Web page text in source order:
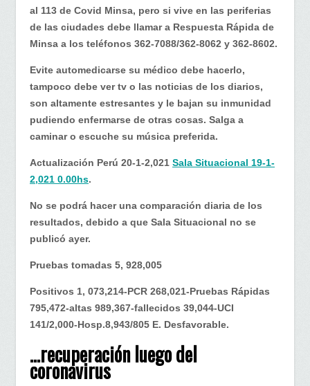
al 113 de Covid Minsa, pero si vive en las periferias
de las ciudades debe llamar a Respuesta Rápida de
Minsa a los teléfonos 362-7088/362-8062 y 362-8602.
Evite automedicarse su médico debe hacerlo,
tampoco debe ver tv o las noticias de los diarios,
son altamente estresantes y le bajan su inmunidad
pudiendo enfermarse de otras cosas. Salga a
caminar o escuche su música preferida.
Actualización Perú 20-1-2,021 Sala Situacional 19-1-
2,021 0.00hs.
No se podrá hacer una comparación diaria de los
resultados, debido a que Sala Situacional no se
publicó ayer.
Pruebas tomadas 5, 928,005
Positivos 1, 073,214-PCR 268,021-Pruebas Rápidas
795,472-altas 989,367-fallecidos 39,044-UCI
141/2,000-Hosp.8,943/805 E. Desfavorable.
…recuperación luego del
coronavirus